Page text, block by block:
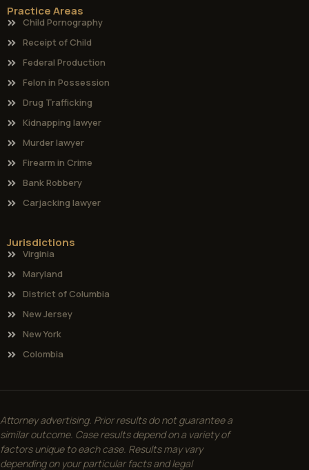
Practice Areas
Child Pornography
Receipt of Child
Federal Production
Felon in Possession
Drug Trafficking
Kidnapping lawyer
Murder lawyer
Firearm in Crime
Bank Robbery
Carjacking lawyer
Jurisdictions
Virginia
Maryland
District of Columbia
New Jersey
New York
Colombia
Attorney advertising. Prior results do not guarantee a
similar outcome. Case results depend on a variety of
factors unique to each case. Results may vary
depending on your particular facts and legal